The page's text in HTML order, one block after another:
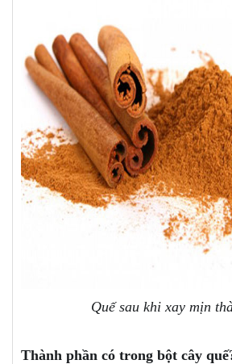
Quế sau khi xay mịn
Thành phần có trong bột cây